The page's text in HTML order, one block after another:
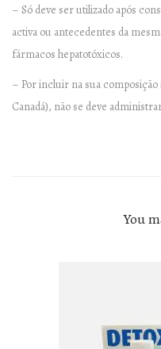
– Só deve ser utilizado após
activa ou antecedentes da
fármacos hepatotóxicos.
– Por incluir na sua
Canadá), não se deve
You